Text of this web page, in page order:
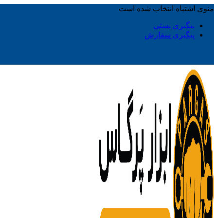
منوی اشتباه انتخاب شده است
پیگیری پستی
پیگیری سفارش